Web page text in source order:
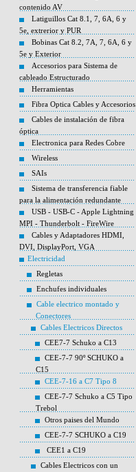
contenido AV
Latiguillos Cat 8.1, 7, 6A, 6 y
5e, extrerior y PUR
Bobinas Cat 8.2, 7A, 7, 6A, 6 y
5e y Exterior
Accesorios para Sistema de
cableado Estructurado
Herramientas
Fibra Optica Cables y Accesorios
Cables de instalación de fibra
óptica
Electronica para Redes Cobre
Wireless
SAIs
Sistema de transferencia fiable
para la alimentación redundante
USB - USB-C - Apple Lightning
MPI - Thunderbolt - FireWire
Cables y Adaptadores HDMI,
DVI, DisplayPort, VGA
Electricidad
Regletas
Enchufes individuales
Cable electrico montado y
Conectores
Cables Electricos Directos
CEE7-7 Schuko a C13
CEE-7-7 90º SCHUKO a
C15
CEE-7-16 a C7 Tipo 8
CEE-7-7 Schuko a C5 Tipo
Trebol
Otros paises del Mundo
CEE-7-7 SCHUKO a C19
CEE1 a C19
Cables Electricos con un